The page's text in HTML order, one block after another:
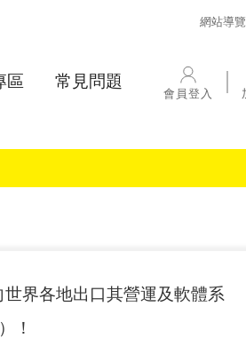
網站導覽
區 常見問題 會員登入
界各地出口其營運及軟體系
！